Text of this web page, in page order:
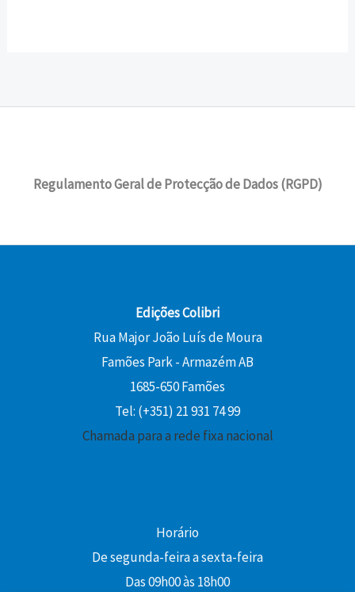
Regulamento Geral de Protecção de Dados (RGPD)
Edições Colibri
Rua Major João Luís de Moura
Famões Park - Armazém AB
1685-650 Famões
Tel: (+351) 21 931 74 99
Chamada para a rede fixa nacional
Horário
De segunda-feira a sexta-feira
Das 09h00 às 18h00